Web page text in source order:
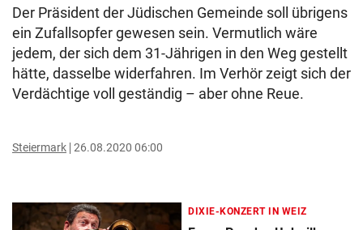
Der Präsident der Jüdischen Gemeinde soll übrigens
ein Zufallsopfer gewesen sein. Vermutlich wäre
jedem, der sich dem 31-Jährigen in den Weg gestellt
hätte, dasselbe widerfahren. Im Verhör zeigt sich der
Verdächtige voll geständig – aber ohne Reue.
Steiermark 26.08.2020 06:00
DIXIE-KONZERT IN WEIZ